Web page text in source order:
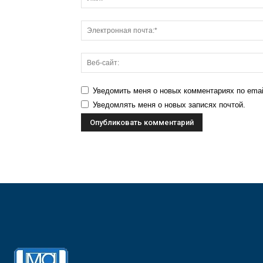
Уведомить меня о новых комментариях по
Уведомлять меня о новых записях почтой.